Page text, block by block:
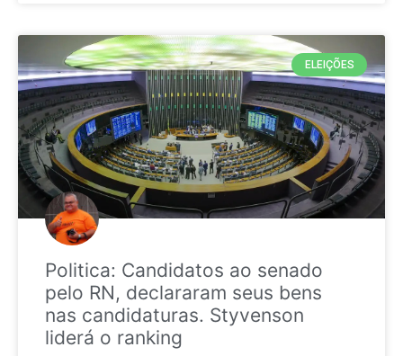
ELEIÇÕES
Politica: Candidatos ao senado
pelo RN, declararam seus bens
nas candidaturas. Styvenson
liderá o ranking